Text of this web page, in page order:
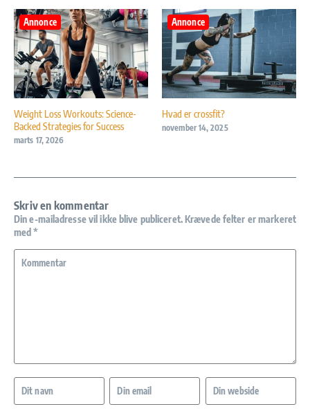
Annonce
Weight Loss Workouts: Science-
Backed Strategies for Success
marts 17, 2026
Annonce
Hvad er crossfit?
november 14, 2025
Skriv en kommentar
Din e-mailadresse vil ikke blive publiceret.Krævede felter er markeret
med*